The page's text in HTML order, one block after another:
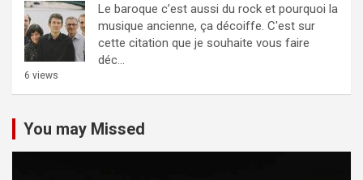
Le baroque c’est aussi du rock et pourquoi la
musique ancienne, ça décoiffe. C'est sur
cette citation que je souhaite vous faire
déc...
6 views
You may Missed